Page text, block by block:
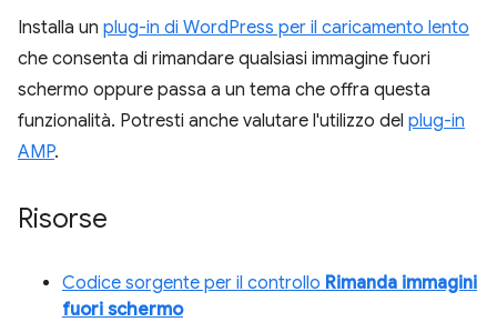
Installa un plug-in di WordPress per il caricamento lento
che consenta di rimandare qualsiasi immagine fuori
schermo oppure passa a un tema che offra questa
funzionalità. Potresti anche valutare l'utilizzo del plug-in
AMP.
Risorse
Codice sorgente per il controllo Rimanda immagini
fuori schermo